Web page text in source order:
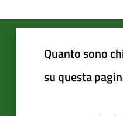
Quanto sono
su questa